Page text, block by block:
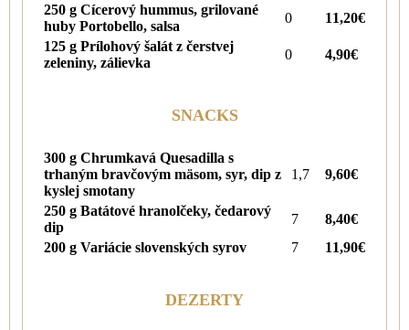
250 g Cícerový hummus, grilované
huby Portobello, salsa
0
11,20€
125 g Prílohový šalát z čerstvej
zeleniny, zálievka
0 4,90€
SNACKS
300 g Chrumkavá Quesadilla s
trhaným bravčovým mäsom, syr, dip z
kyslej smotany
1,7 9,60€
250 g Batátové hranolčeky, čedarový
dip
7
8,40€
200 g Variácie slovenských syrov
7 11,90€
DEZERTY